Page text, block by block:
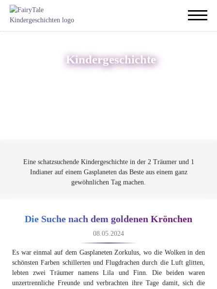
Kindergeschichte
Eine schatzsuchende Kindergeschichte in der 2 Träumer und 1
Indianer auf einem Gasplaneten das Beste aus einem ganz
gewöhnlichen Tag machen.
Die Suche nach dem goldenen Krönchen
08.05.2024
Es war einmal auf dem Gasplaneten Zorkulus, wo die Wolken in den
schönsten Farben schillerten und Flugdrachen durch die Luft glitten,
lebten zwei Träumer namens Lila und Finn. Die beiden waren
unzertrennliche Freunde und verbrachten ihre Tage damit, sich die